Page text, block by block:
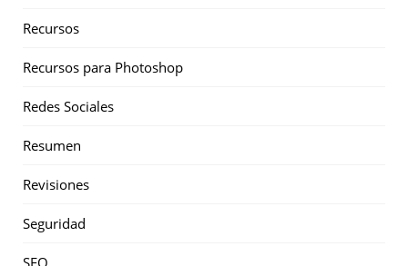
Recursos
Recursos para Photoshop
Redes Sociales
Resumen
Revisiones
Seguridad